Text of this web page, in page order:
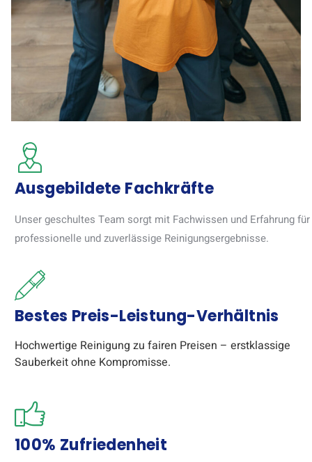
Ausgebildete Fachkräfte
Unser geschultes Team sorgt mit Fachwissen und Erfahrung für
professionelle und zuverlässige Reinigungsergebnisse.
Bestes Preis-Leistung-Verhältnis
Hochwertige Reinigung zu fairen Preisen – erstklassige
Sauberkeit ohne Kompromisse.
100% Zufriedenheit